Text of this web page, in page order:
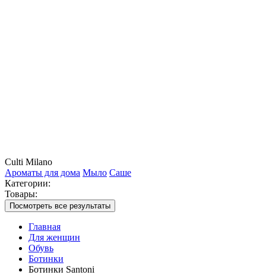
Culti Milano
Ароматы для дома Мыло Саше
Категории:
Товары:
Посмотреть все результаты
Главная
Для женщин
Обувь
Ботинки
Ботинки Santoni